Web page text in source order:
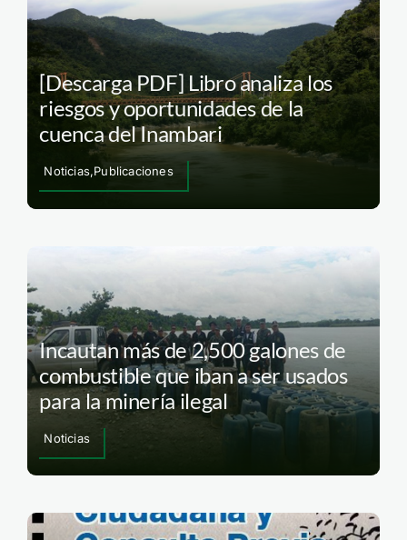
[Descarga PDF] Libro analiza los
riesgos y oportunidades de la
cuenca del Inambari
Noticias,Publicaciones
Incautan más de 2,500 galones de
combustible que iban a ser usados
para la minería ilegal
Noticias